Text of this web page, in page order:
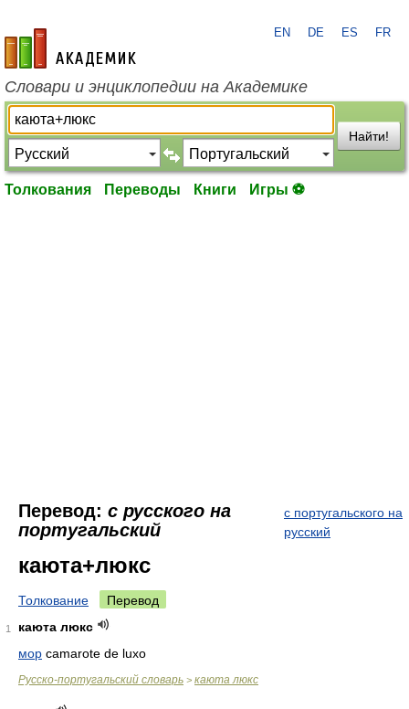
academic.ru
EN DE ES FR
Словари и энциклопедии на Академике
Найти!
Толкования Переводы Книги Игры ⚽
Перевод: с русского на
португальский
с португальского на
русский
каюта+люкс
Толкование Перевод
1
каюта люкс
мор camarote de luxo
Русско-португальский словарь > каюта люкс